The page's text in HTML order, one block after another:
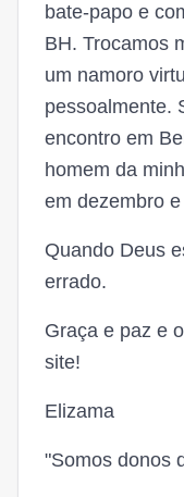
bate-papo e
BH. Trocamos
um namoro
pessoalmente.
encontro em
homem da
em dezembro
Quando Deus
errado.
Graça e paz e
site!
Elizama
"Somos donos